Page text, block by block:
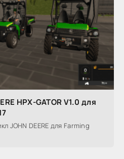
HPX-GATOR V1.0 для
JOHN DEERE для Farming